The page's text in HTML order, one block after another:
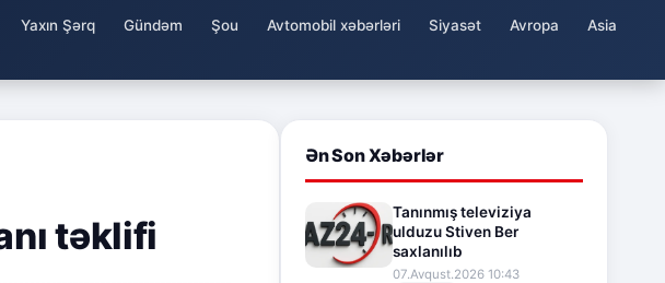
Yaxın Şərq Gündəm Şou Avtomobil xəbərləri Siyasət Avropa
Asia
təklifi
Ən Son Xəbərlər
Tanınmış televiziya
ulduzu Stiven Ber
saxlanılıb
07.Avqust.2026 10:43